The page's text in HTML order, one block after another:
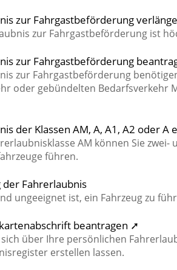
zur Fahrgastbeförderung
zur Fahrgastbeförderung ist
zur Fahrgastbeförderung
zur Fahrgastbeförderung
oder gebündelten Bedarfsverkehr
der Klassen AM, A, A1, A2 oder
AM können Sie
führen.
der Fahrerlaubnis
ungeeignet ist, ein Fahrzeug zu
beantragen ➚
sich über Ihre persönlichen
erstellen lassen.